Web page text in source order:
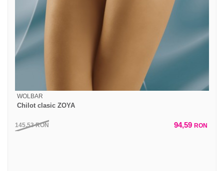
WOLBAR
Chilot clasic ZOYA
145,53RON 94,59 RON